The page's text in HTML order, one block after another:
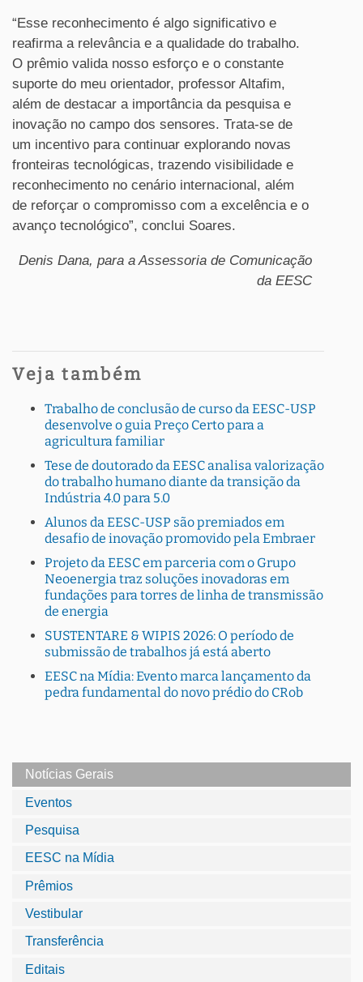
“Esse reconhecimento é algo significativo e
reafirma a relevância e a qualidade do trabalho.
O prêmio valida nosso esforço e o constante
suporte do meu orientador, professor Altafim,
além de destacar a importância da pesquisa e
inovação no campo dos sensores. Trata-se de
um incentivo para continuar explorando novas
fronteiras tecnológicas, trazendo visibilidade e
reconhecimento no cenário internacional, além
de reforçar o compromisso com a excelência e o
avanço tecnológico”, conclui Soares.
Denis Dana, para a Assessoria de Comunicação
da EESC
Veja também
Trabalho de conclusão de curso da EESC-USP
desenvolve o guia Preço Certo para a
agricultura familiar
Tese de doutorado da EESC analisa valorização
do trabalho humano diante da transição da
Indústria 4.0 para 5.0
Alunos da EESC-USP são premiados em
desafio de inovação promovido pela Embraer
Projeto da EESC em parceria com o Grupo
Neoenergia traz soluções inovadoras em
fundações para torres de linha de transmissão
de energia
SUSTENTARE & WIPIS 2026: O período de
submissão de trabalhos já está aberto
EESC na Mídia: Evento marca lançamento da
pedra fundamental do novo prédio do CRob
Notícias Gerais
Eventos
Pesquisa
EESC na Mídia
Prêmios
Vestibular
Transferência
Editais